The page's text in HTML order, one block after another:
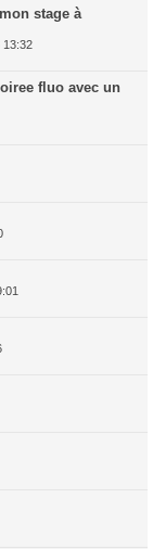
stage à
13:32
fluo avec un